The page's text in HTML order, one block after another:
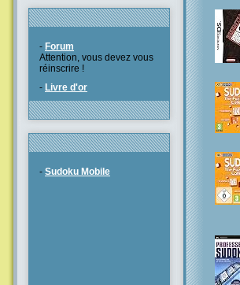
- Forum
Attention, vous devez vous
réinscrire !
- Livre d'or
- Sudoku Mobile